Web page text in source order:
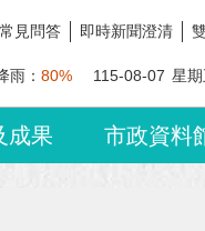
常見問答 即時新聞澄清
雨： 80% 115-08-07 星期
成果 市政資料